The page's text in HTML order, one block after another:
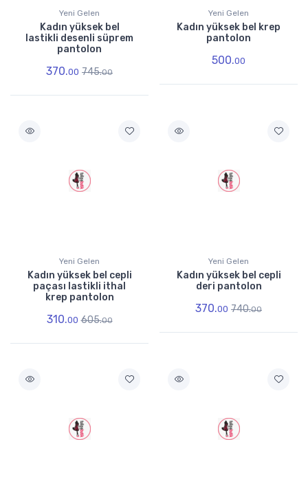
Yeni Gelen
Kadın yüksek bel
lastikli desenli süprem
pantolon
370.00 745.00
Yeni Gelen
Kadın yüksek bel krep
pantolon
500.00
Yeni Gelen
Kadın yüksek bel cepli
paçası lastikli ithal
krep pantolon
310.00 605.00
Yeni Gelen
Kadın yüksek bel cepli
deri pantolon
370.00 740.00